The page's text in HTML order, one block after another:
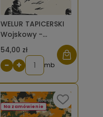
WELUR TAPICERSKI
Wojskowy -
dwukolorowy
wzór, żołnierze z
karabinami
skierowani w
prawo na
beżowym tle [6-8]
54,00 zł
− + mb
Na zamówienie